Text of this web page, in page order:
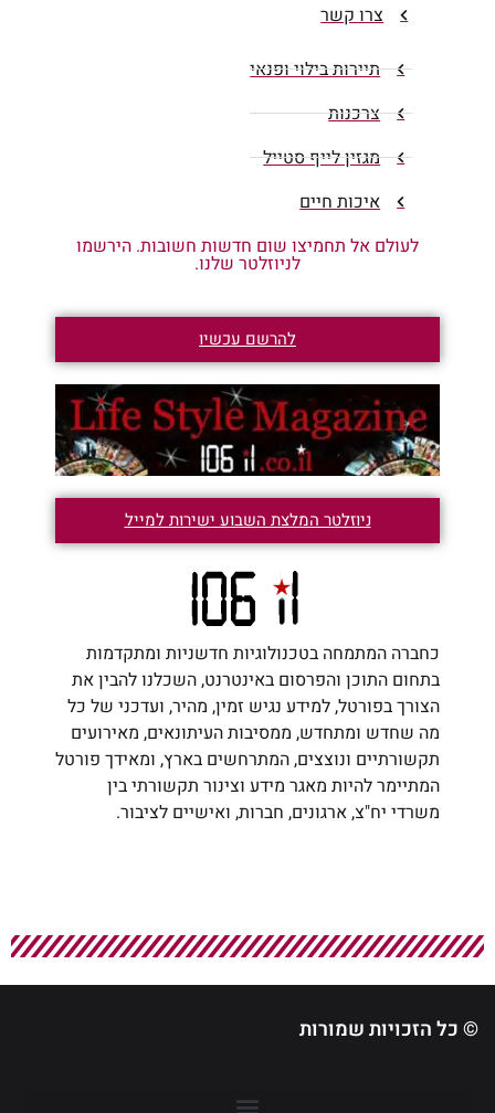
צרו קשר
תיירות בילוי ופנאי
צרכנות
מגזין לייף סטייל
איכות חיים
לעולם אל תחמיצו שום חדשות חשובות. הירשמו
לניוזלטר שלנו.
להרשם עכשיו
ניוזלטר המלצת השבוע ישירות למייל
כחברה המתמחה בטכנולוגיות חדשניות ומתקדמות
בתחום התוכן והפרסום באינטרנט, השכלנו להבין את
הצורך בפורטל, למידע נגיש זמין, מהיר, ועדכני של כל
מה שחדש ומתחדש, ממסיבות העיתונאים, מאירועים
תקשורתיים ונוצצים, המתרחשים בארץ, ומאידך פורטל
המתיימר להיות מאגר מידע וצינור תקשורתי בין
משרדי יח"צ, ארגונים, חברות, ואישיים לציבור.
© כל הזכויות שמורות